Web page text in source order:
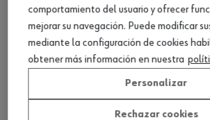
comportamiento del usuario y ofrecer
mejorar su navegación. Puede modificar
mediante la configuración de cookies
obtener más información en nuestra
Personalizar
Rechazar cookies